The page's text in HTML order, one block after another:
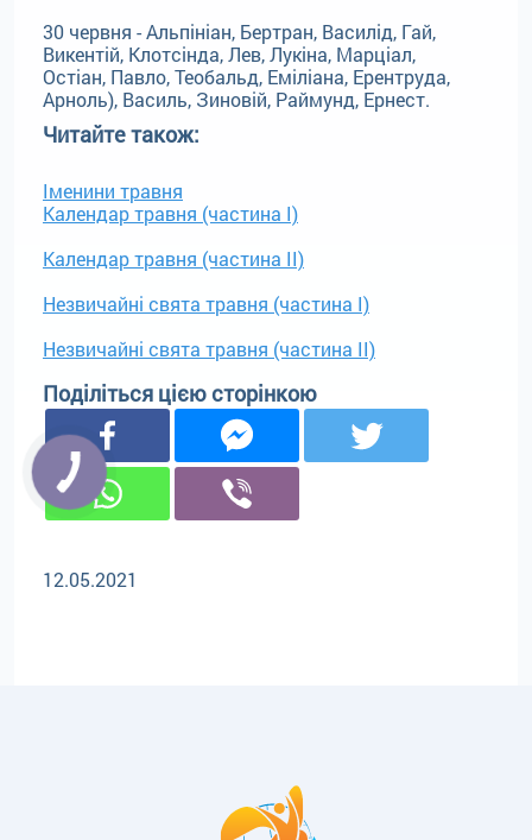
30 червня - Альпініан, Бертран, Василід, Гай,
Викентій, Клотсінда, Лев, Лукіна, Марціал,
Остіан, Павло, Теобальд, Еміліана, Ерентруда,
Арноль), Василь, Зиновій, Раймунд, Ернест.
Читайте також:
Іменини травня
Календар травня (частина І)
Календар травня (частина II)
Незвичайні свята травня (частина І)
Незвичайні свята травня (частина II)
Поділіться цією сторінкою
12.05.2021